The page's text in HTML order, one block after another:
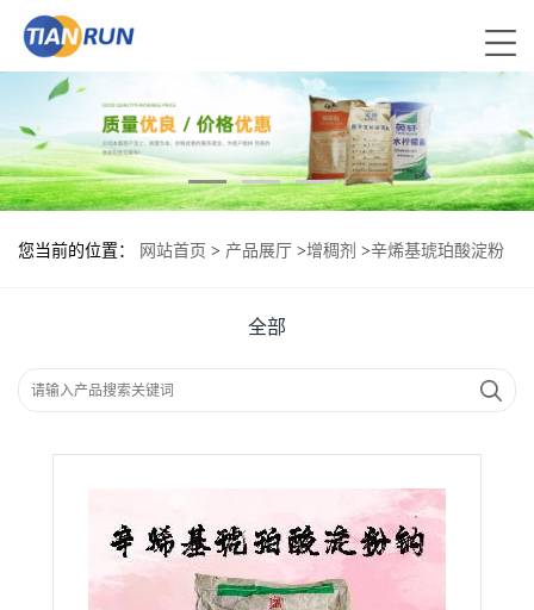
您当前的位置： 网站首页 > 产品展厅 >增稠剂 >辛烯基琥珀酸淀粉
全部